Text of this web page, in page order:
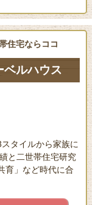
住宅ならココ
ベルハウス
タイルから家族に
と二世帯住宅研究
育」など時代に合